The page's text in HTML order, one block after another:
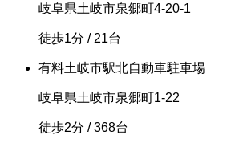
岐阜県土岐市泉郷町4-20-1
徒歩1分 / 21台
有料土岐市駅北自動車駐車場
岐阜県土岐市泉郷町1-22
徒歩2分 / 368台